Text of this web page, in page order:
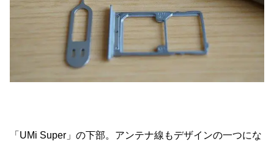
「UMi Super」の下部。アンテナ線もデザインの一つにな